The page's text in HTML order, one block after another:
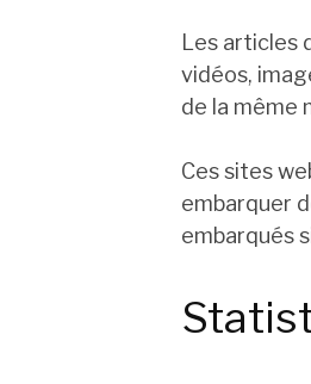
Les articles
vidéos,
de la même
Ces sites
embarquer
embarqués